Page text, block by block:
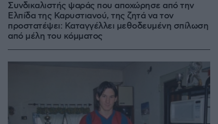
Συνδικαλιστής ψαράς που αποχώρησε από την
Ελπίδα της Καρυστιανού, της ζητά να τον
προστατέψει: Καταγγέλλει μεθοδευμένη σπίλωση
από μέλη του κόμματος